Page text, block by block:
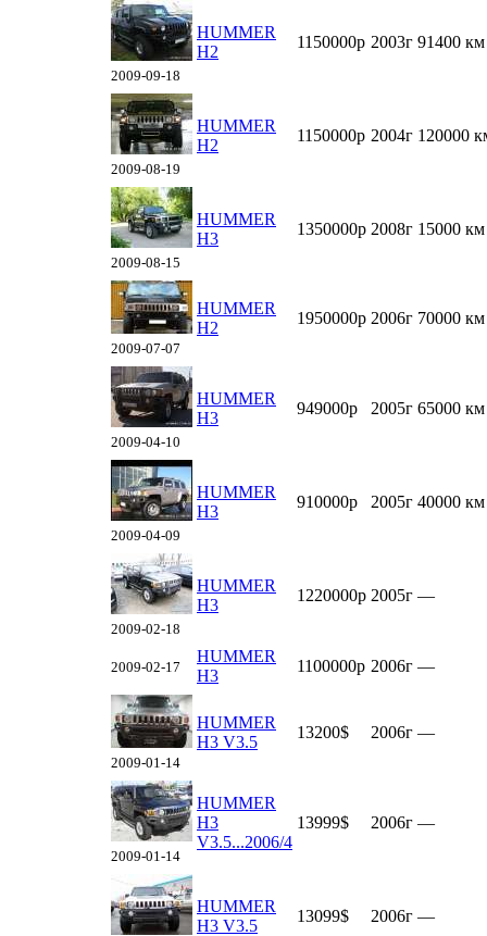
2009-09-18
HUMMER
H2
1150000р 2003г 91400 км
2009-08-19
HUMMER
Н2
1150000р 2004г 120000
2009-08-15
HUMMER
H3
1350000р 2008г 15000 км
2009-07-07
HUMMER
H2
1950000р 2006г 70000 км
2009-04-10
HUMMER
H3
949000р 2005г 65000 км
2009-04-09
HUMMER
H3
910000р 2005г 40000 км
2009-02-18
HUMMER
H3
1220000р 2005г —
2009-02-17
HUMMER
H3
1100000р 2006г —
2009-01-14
HUMMER
H3 V3.5
13200$ 2006г —
2009-01-14
HUMMER
H3
V3.5...2006/4
13999$ 2006г —
HUMMER
H3 V3.5
13099$ 2006г —